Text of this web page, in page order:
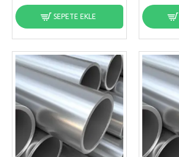
SEPETE EKLE